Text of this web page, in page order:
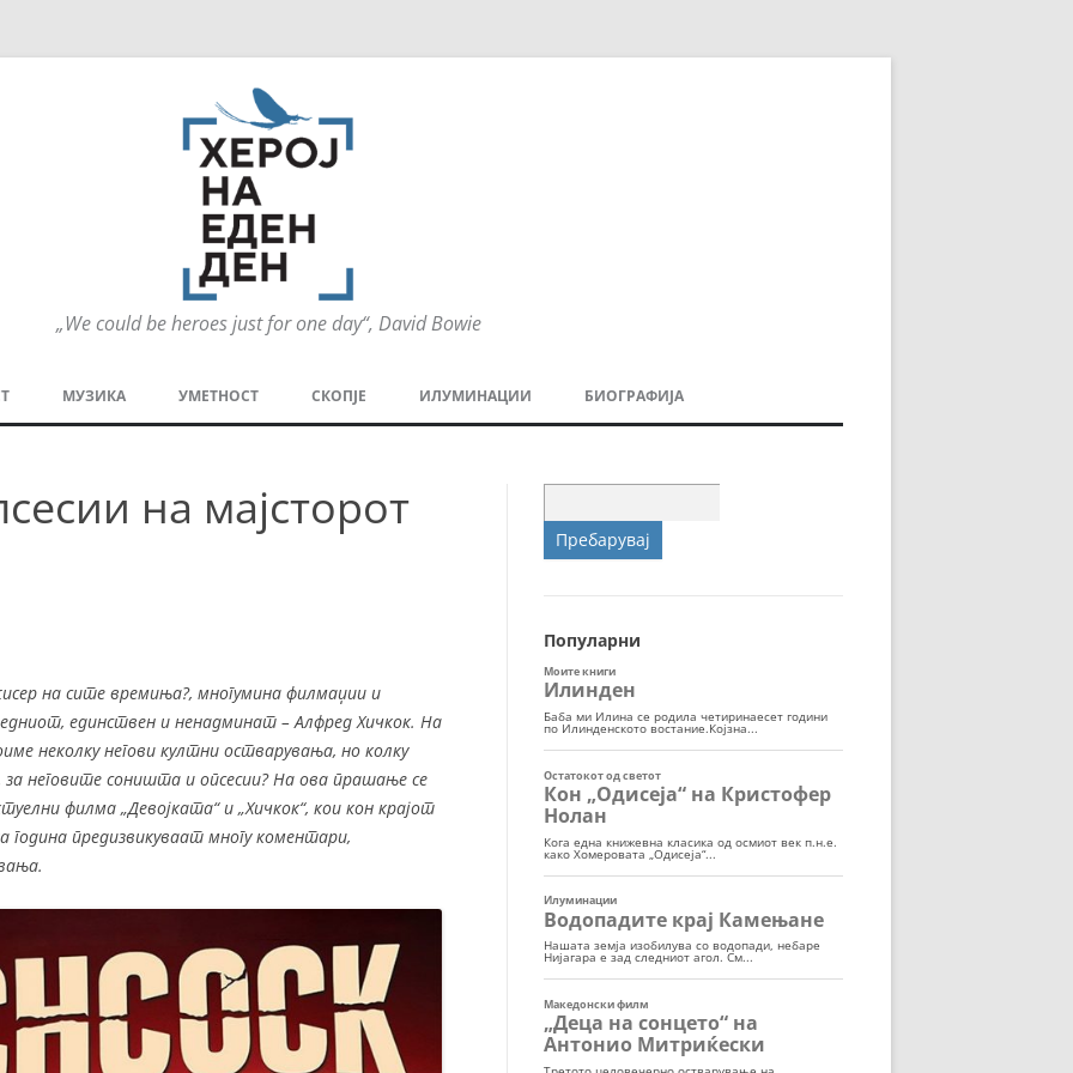
„We could be heroes just for one day“, David Bowie
содржината
МУЗИКА УМЕТНОСТ СКОПЈЕ ИЛУМИНАЦИИ
СПОРТ
БИОГРАФИЈА
на мајсторот
на сите времиња?, многумина филмаџии и
единствен и ненадминат – Алфред Хичкок. На
неколку негови култни остварувања, но колку
неговите соништа и опсесии? На ова прашање се
филма „Девојката“ и „Хичкок“, кои кон крајот
предизвикуваат многу коментари,
за:
Популарни